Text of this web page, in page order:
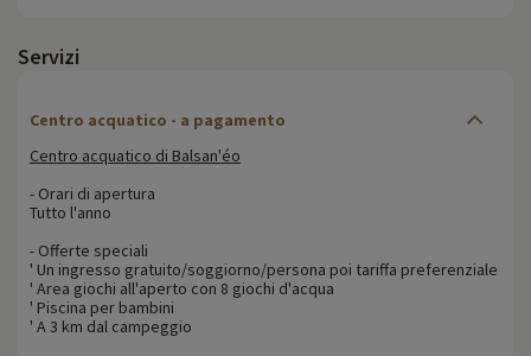
Servizi
Centro acquatico - a pagamento
Centro acquatico di Balsan'éo
- Orari di apertura
Tutto l'anno
- Offerte speciali
' Un ingresso gratuito/soggiorno/persona poi tariffa preferenziale
' Area giochi all'aperto con 8 giochi d'acqua
' Piscina per bambini
' A 3 km dal campeggio